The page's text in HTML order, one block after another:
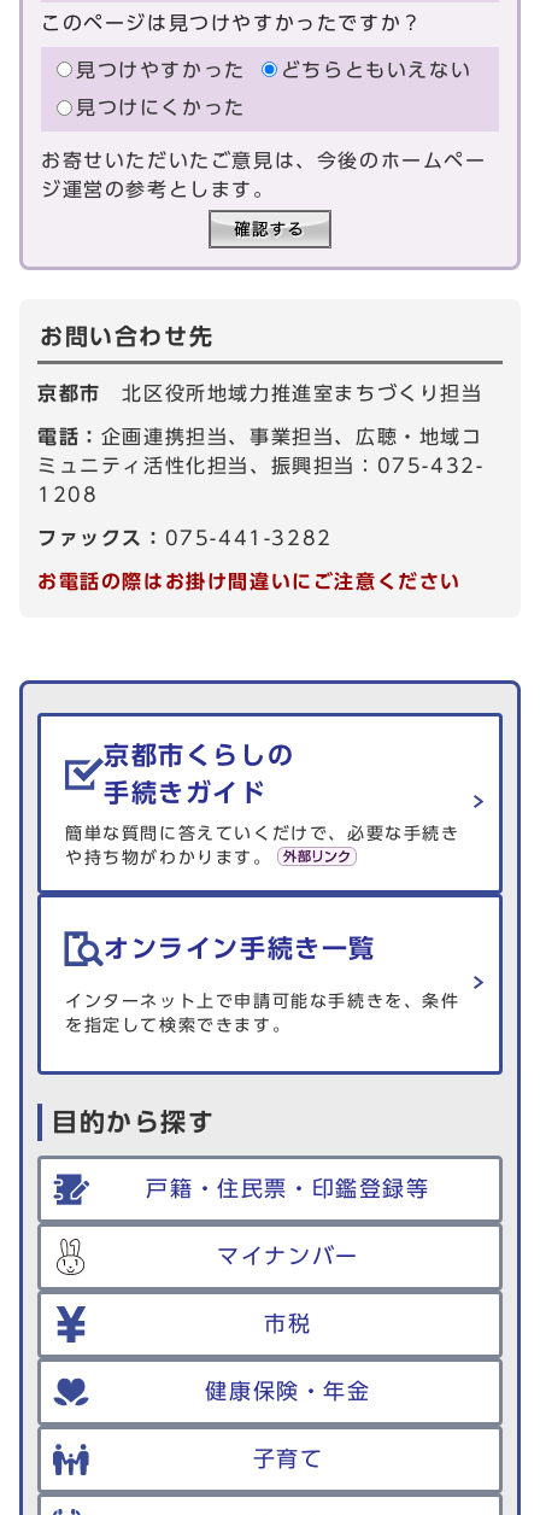
このページは見つけやすかったですか？
見つけやすかった
どちらともいえない
見つけにくかった
お寄せいただいたご意見は、今後のホームペー
ジ運営の参考とします。
お問い合わせ先
京都市北区役所地域力推進室まちづくり担当
電話： 企画連携担当、事業担当、広聴・地域コ
ミュニティ活性化担当、振興担当：075-432-
1208
ファックス： 075-441-3282
お電話の際はお掛け間違いにご注意ください
生活情報を探す
京都市くらしの
手続きガイド
簡単な質問に答えていくだけで、必要な手続き
や持ち物がわかります。
オンライン手続き一覧
インターネット上で申請可能な手続きを、条件
を指定して検索できます。
目的から探す
戸籍・住民票・印鑑登録等
マイナンバー
市税
健康保険・年金
子育て